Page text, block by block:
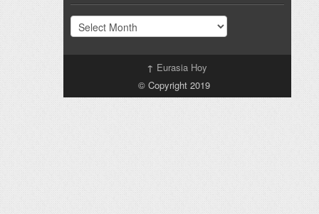
Archivo
↑ Eurasia Hoy
© Copyright 2019